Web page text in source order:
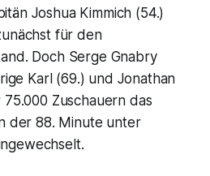
Joshua Kimmich (54.)
für den
Doch Serge Gnabry
Karl (69.) und Jonathan
Zuschauern das
der 88. Minute unter